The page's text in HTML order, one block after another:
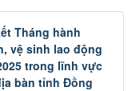
Tháng hành
vệ sinh lao động
trong lĩnh vực
bàn tỉnh Đồng